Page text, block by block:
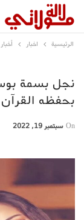
الرئيسية اخبار
نجل بسمة
بحفظه القرآن
On سبتمبر 19, 2022